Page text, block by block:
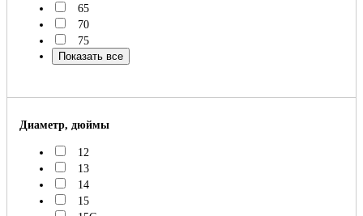
65
70
75
Показать все
Диаметр, дюймы
12
13
14
15